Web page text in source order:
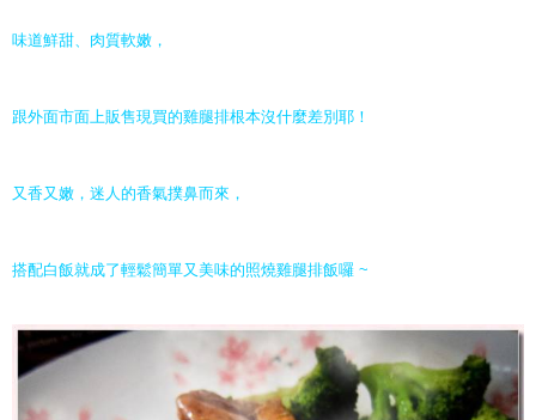
味道鮮甜、肉質軟嫩，
跟外面市面上販售現買的雞腿排根本沒什麼差別耶！
又香又嫩，迷人的香氣撲鼻而來，
搭配白飯就成了輕鬆簡單又美味的照燒雞腿排飯囉 ~